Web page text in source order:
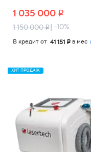
1 035 000 i
1 150 000i| -10%
В кредит от 41 151 i в мес
ХИТ ПРОДАЖ